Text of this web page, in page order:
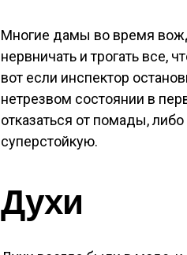
Многие дамы во время
нервничать и трогать все,
вот если инспектор
нетрезвом состоянии в
отказаться от помады,
суперстойкую.
Духи